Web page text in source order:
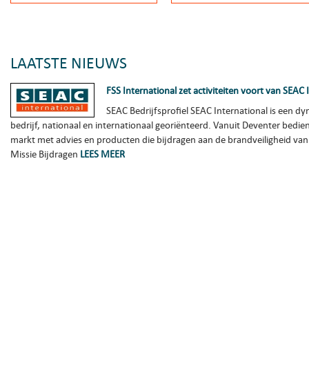
LAATSTE NIEUWS
FSS International zet activiteiten voort van
SEAC Bedrijfsprofiel SEAC International is een
bedrijf, nationaal en internationaal georiënteerd. Vanuit Deventer
markt met advies en producten die bijdragen aan de brandveiligheid
Missie Bijdragen LEES MEER